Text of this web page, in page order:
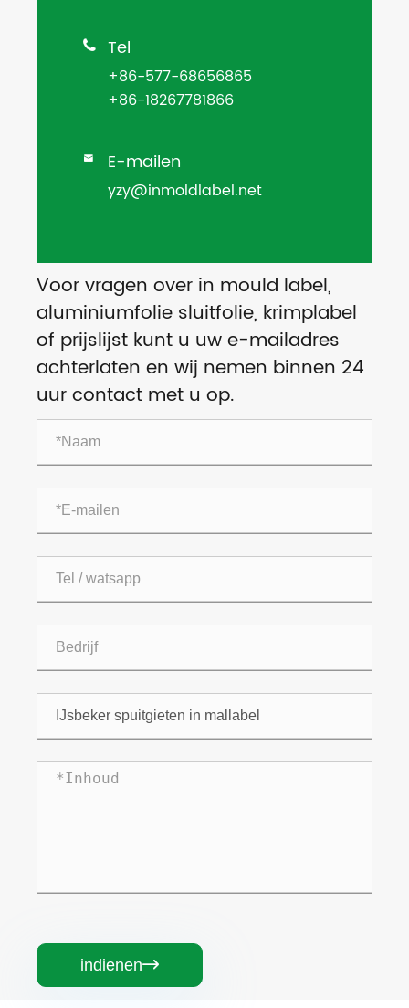
 Tel
+86-577-68656865
+86-18267781866
 E-mailen
yzy@inmoldlabel.net
Voor vragen over in mould label,
aluminiumfolie sluitfolie, krimplabel
of prijslijst kunt u uw e-mailadres
achterlaten en wij nemen binnen 24
uur contact met u op.
indienen